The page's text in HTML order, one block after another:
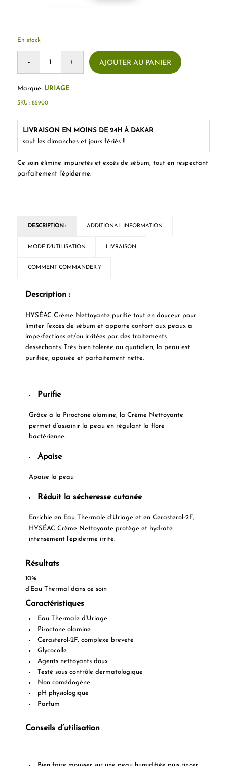
Ce soin élimine impuretés et excès de sébum, tout en respectant
parfaitement l’épiderme.
En stock
AJOUTER AU PANIER
Marque: URIAGE
LIVRAISON EN MOINS DE 24H À DAKAR
sauf les dimanches et jours fériés !!
SKU : 85900
DESCRIPTION : ADDITIONAL INFORMATION
MODE D'UTILISATION LIVRAISON
COMMENT COMMANDER ?
Description :
HYSÉAC Crème Nettoyante purifie tout en douceur pour
limiter l’excès de sébum et apporte confort aux peaux à
imperfections et/ou irritées par des traitements
desséchants. Très bien tolérée au quotidien, la peau est
purifiée, apaisée et parfaitement nette.
Purifie
Grâce à la Piroctone olamine, la Crème Nettoyante
permet d’assainir la peau en régulant la flore
bactérienne.
Apaise
Apaise la peau
Réduit la sécheresse cutanée
Enrichie en Eau Thermale d’Uriage et en Cerasterol-2F,
HYSÉAC Crème Nettoyante protège et hydrate
intensément l’épiderme irrité.
Résultats
10%
d’Eau Thermal dans ce soin
Caractéristiques
Eau Thermale d’Uriage
Piroctone olamine
Cerasterol-2F, complexe breveté
Glycocolle
Agents nettoyants doux
Testé sous contrôle dermatologique
Non comédogène
pH physiologique
Parfum
Conseils d’utilisation